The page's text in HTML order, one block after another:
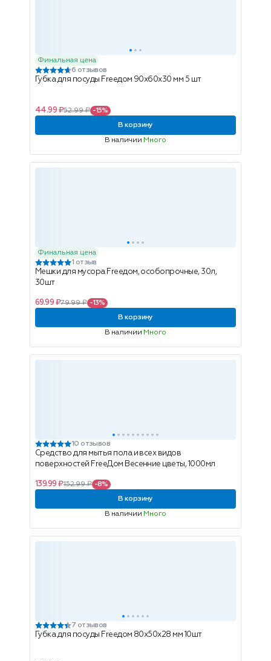
Финальная цена
6 отзывов
Губка для посуды Freeдом 90х60х30 мм 5 шт
44.99 ₽52.99 ₽ -15%
В корзину
В наличии Много
Финальная цена
1 отзыв
Мешки для мусора Freeдом, особопрочные, 30л,
30шт
69.99 ₽79.99 ₽ -13%
В корзину
В наличии Много
10 отзывов
Средство для мытья пола и всех видов
поверхностей FreeДом Весенние цветы, 1000мл
139.99 ₽152.99 ₽ -8%
В корзину
В наличии Много
7 отзывов
Губка для посуды Freeдом 80х50х28 мм 10шт